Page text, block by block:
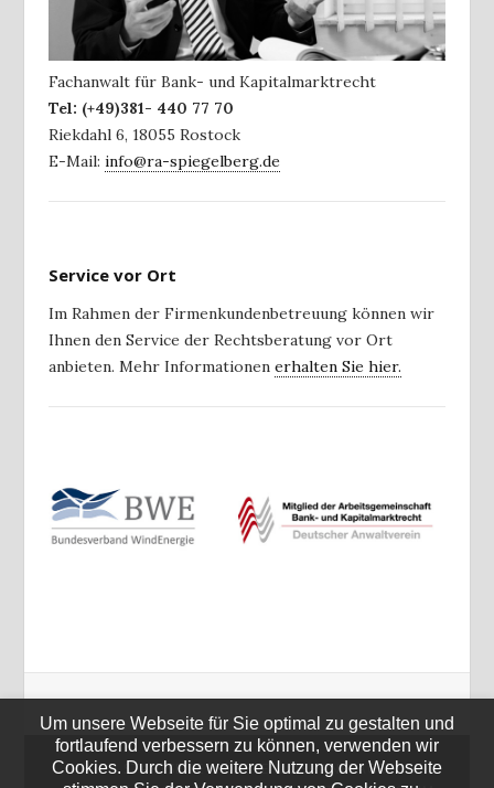
Fachanwalt für Bank- und Kapitalmarktrecht
Tel: (+49)381- 440 77 70
Riekdahl 6, 18055 Rostock
E-Mail: info@ra-spiegelberg.de
Service vor Ort
Im Rahmen der Firmenkundenbetreuung können wir
Ihnen den Service der Rechtsberatung vor Ort
anbieten. Mehr Informationen erhalten Sie hier.
STARTSEITE
KOSTENLOSE ANFRAGE
Um unsere Webseite für Sie optimal zu gestalten und
fortlaufend verbessern zu können, verwenden wir
Cookies. Durch die weitere Nutzung der Webseite